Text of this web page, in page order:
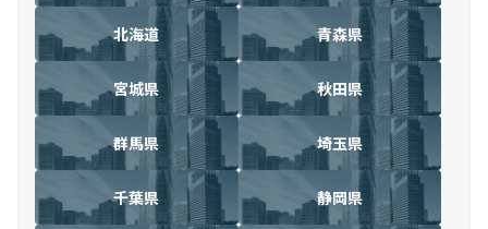
北海道 青森県
宮城県 秋田県
群馬県 埼玉県
千葉県 静岡県